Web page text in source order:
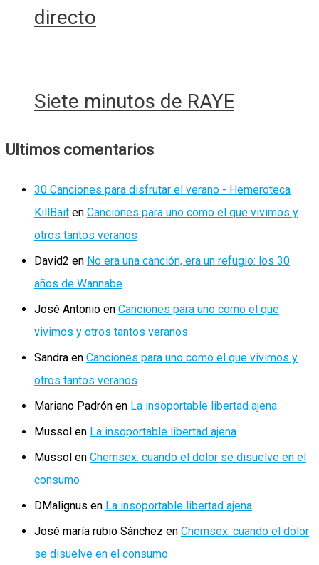
directo
Siete minutos de RAYE
Ultimos comentarios
30 Canciones para disfrutar el verano - Hemeroteca
KillBait en Canciones para uno como el que vivimos y
otros tantos veranos
David2 en No era una canción, era un refugio: los 30
años de Wannabe
José Antonio en Canciones para uno como el que
vivimos y otros tantos veranos
Sandra en Canciones para uno como el que vivimos y
otros tantos veranos
Mariano Padrón en La insoportable libertad ajena
Mussol en La insoportable libertad ajena
Mussol en Chemsex: cuando el dolor se disuelve en el
consumo
DMalignus en La insoportable libertad ajena
José maría rubio Sánchez en Chemsex: cuando el dolor
se disuelve en el consumo